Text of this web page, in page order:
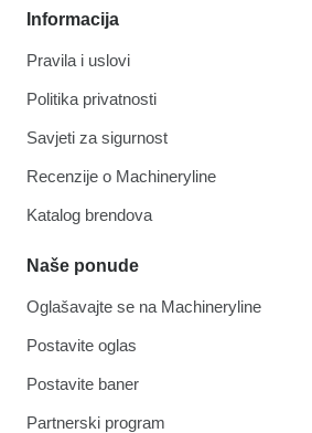
Informacija
Pravila i uslovi
Politika privatnosti
Savjeti za sigurnost
Recenzije o Machineryline
Katalog brendova
Naše ponude
Oglašavajte se na Machineryline
Postavite oglas
Postavite baner
Partnerski program